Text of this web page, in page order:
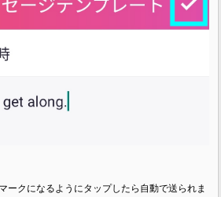
ークになるようにタップしたら自動で送られま